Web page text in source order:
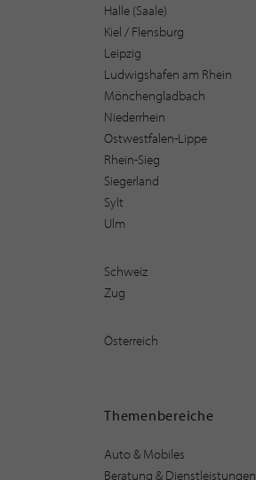
Halle (Saale)
Kiel / Flensburg
Leipzig
Ludwigshafen am Rhein
Mönchengladbach
Niederrhein
Ostwestfalen-Lippe
Rhein-Sieg
Siegerland
Sylt
Ulm
Schweiz
Zug
Österreich
Themenbereiche
Auto & Mobiles
Beratung & Dienstleistungen